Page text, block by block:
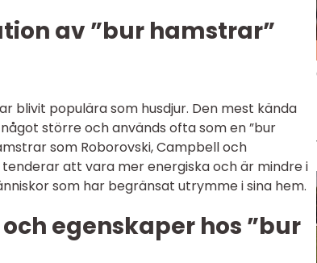
av ”bur hamstrar”
blivit populära som husdjur. Den mest kända
större och används ofta som en ”bur
som Roborovski, Campbell och
att vara mer energiska och är mindre i
som har begränsat utrymme i sina hem.
egenskaper hos ”bur